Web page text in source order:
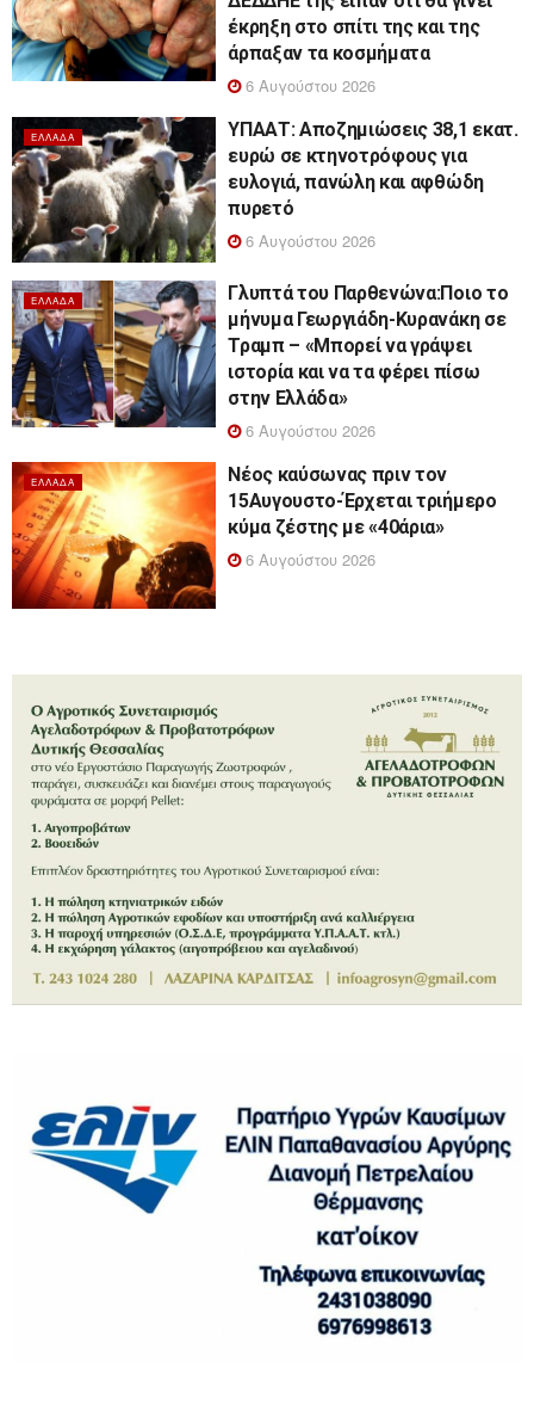
έκρηξη στο σπίτι της και της
άρπαξαν τα κοσμήματα
6 Αυγούστου 2026
ΕΛΛΆΔΑ
ΥΠΑΑΤ: Αποζημιώσεις 38,1 εκατ.
ευρώ σε κτηνοτρόφους για
ευλογιά, πανώλη και αφθώδη
πυρετό
6 Αυγούστου 2026
ΕΛΛΆΔΑ
Γλυπτά του Παρθενώνα:Ποιο το
μήνυμα Γεωργιάδη-Κυρανάκη σε
Τραμπ – «Μπορεί να γράψει
ιστορία και να τα φέρει πίσω
στην Ελλάδα»
6 Αυγούστου 2026
ΕΛΛΆΔΑ
Νέος καύσωνας πριν τον
15Αυγουστο-Έρχεται τριήμερο
κύμα ζέστης με «40άρια»
6 Αυγούστου 2026